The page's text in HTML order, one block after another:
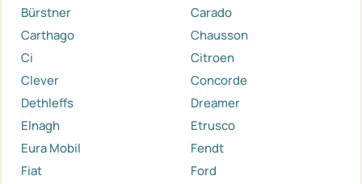
Bürstner
Carado
Carthago
Chausson
Ci
Citroen
Clever
Concorde
Dethleffs
Dreamer
Elnagh
Etrusco
Eura Mobil
Fendt
Fiat
Ford